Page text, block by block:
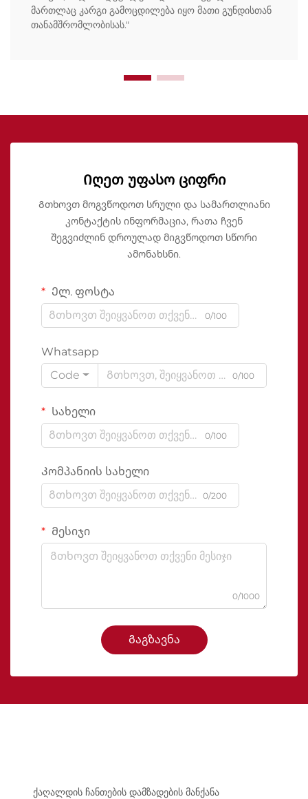
მართლაც კარგი გამოცდილება იყო მათი გუნდისთან
თანამშრომლობისას."
Იღეთ უფასო ციფრი
Გთხოვთ მოგვწოდოთ სრული და სამართლიანი
კონტაქტის ინფორმაცია, რათა ჩვენ
შეგვიძლინ დროულად მიგვწოდოთ სწორი
ამონახსნი.
Ელ. ფოსტა
0/100
Whatsapp
Code
0/100
Სახელი
0/100
Კომპანიის სახელი
0/200
Მესიჯი
0/1000
Გაგზავნა
ქაღალდის ჩანთების დამზადების მანქანა